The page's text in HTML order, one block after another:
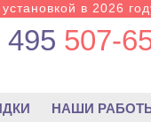
в 2026
495 507-
НАШИ